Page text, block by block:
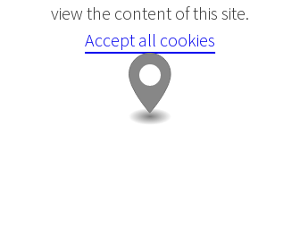
view the content of this site.
Accept all cookies